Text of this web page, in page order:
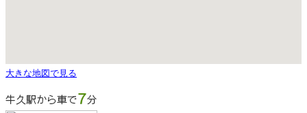
大きな地図で見る